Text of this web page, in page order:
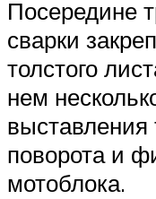
Посередине
сварки
толстого
нем
выставления
поворота и
мотоблока.